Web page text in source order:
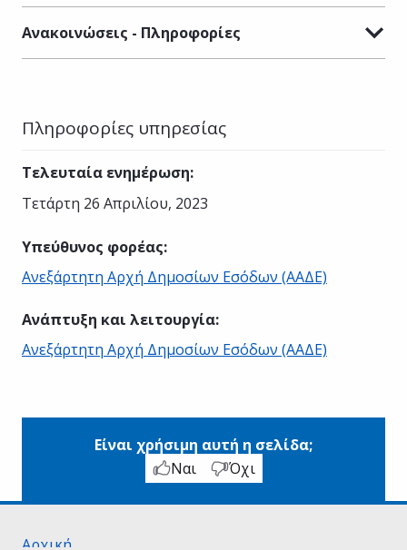
Ανακοινώσεις - Πληροφορίες
Πληροφορίες υπηρεσίας
Τελευταία ενημέρωση:
Τετάρτη 26 Απριλίου, 2023
Υπεύθυνος φορέας:
Ανεξάρτητη Αρχή Δημοσίων Εσόδων (ΑΑΔΕ)
Ανάπτυξη και λειτουργία:
Ανεξάρτητη Αρχή Δημοσίων Εσόδων (ΑΑΔΕ)
Είναι χρήσιμη αυτή η σελίδα;
Ναι
Όχι
Αρχική